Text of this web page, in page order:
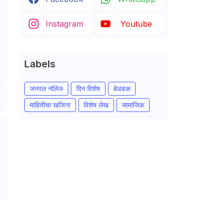
Instagram Youtube
Labels
जनरल नॉलेज दिन विशेष
बेधडक
माहितीचा खजिना
विशेष लेख सामाजिक